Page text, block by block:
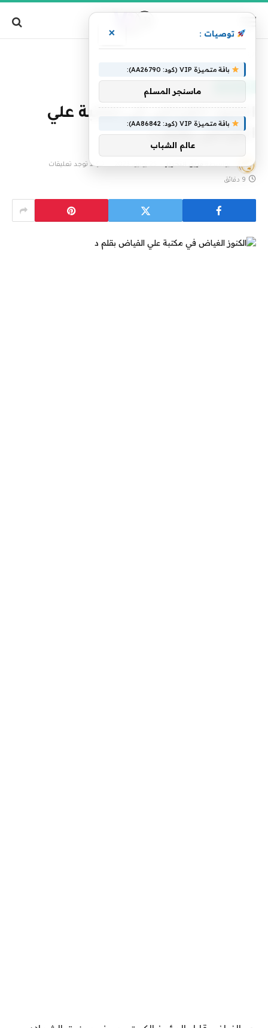
الكنوز الغياض في مكتبة علي
الفياض بقلم د
بواسطة فريق التحرير 25 يوليو، 2023 لا توجد تعليقات
9 دقائق
توصيات : ×
باقة متميزة VIP (كود: AA26790):
ماسنجر المسلم
باقة متميزة VIP (كود: AA86842):
عالم الشباب